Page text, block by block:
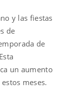
y las fiestas
de
de
un aumento
meses.